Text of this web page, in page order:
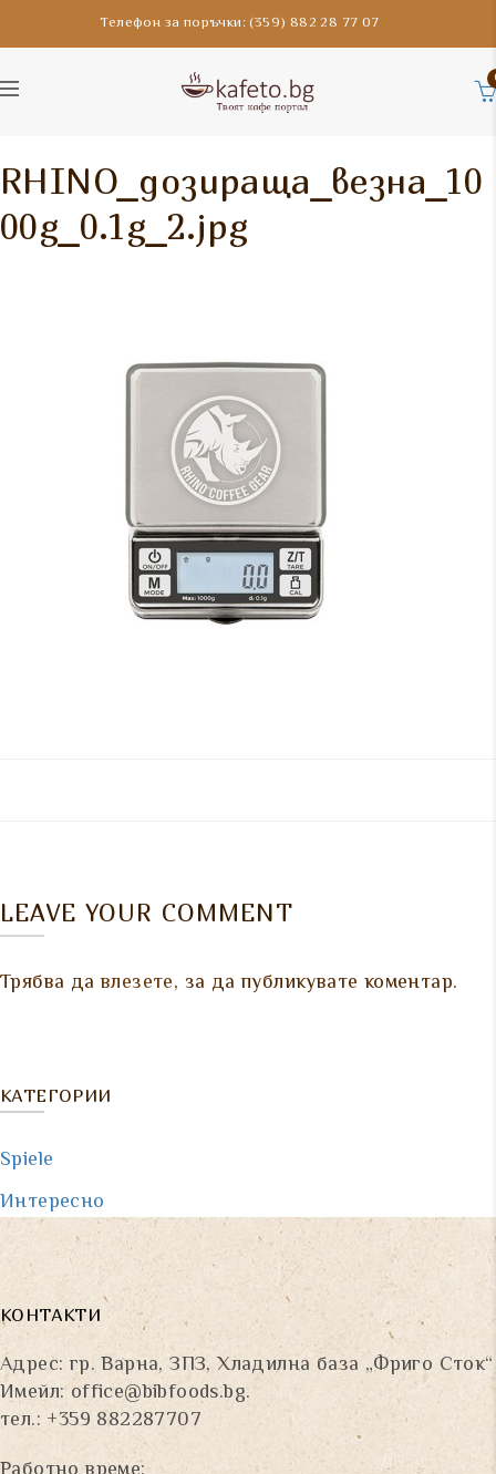
Телефон за поръчки: (359) 882 28 77 07
RHINO_дозираща_везна_10
00g_0.1g_2.jpg
LEAVE YOUR COMMENT
Трябва давлезете, за да публикувате коментар.
КАТЕГОРИИ
Spiele
Интересно
КОНТАКТИ
Адрес: гр. Варна, ЗПЗ, Хладилна база „Фриго Сток“
Имейл: office@bibfoods.bg.
тел.: +359 882287707